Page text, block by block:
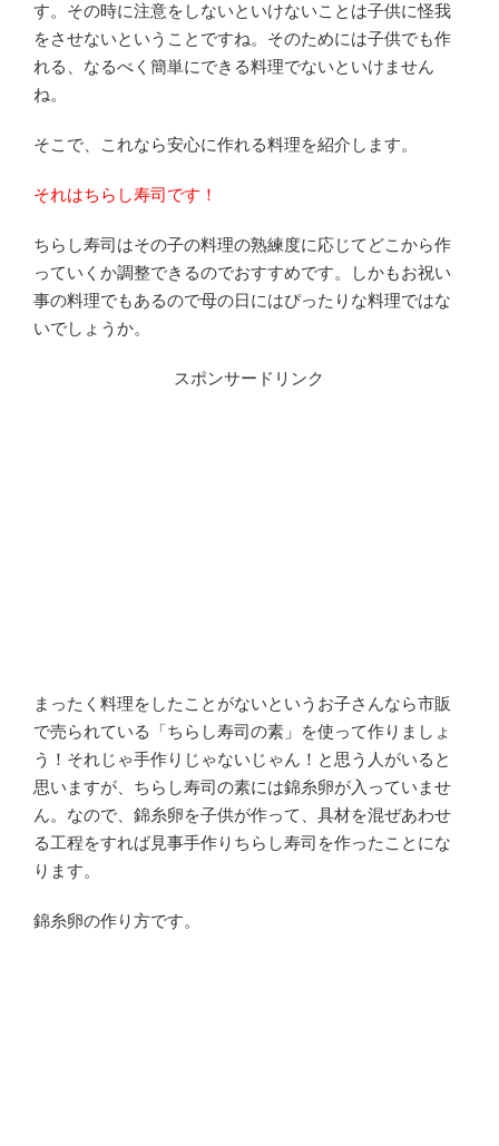
す。その時に注意をしないといけないことは子供に怪我
をさせないということですね。そのためには子供でも作
れる、なるべく簡単にできる料理でないといけません
ね。
そこで、これなら安心に作れる料理を紹介します。
それはちらし寿司です！
ちらし寿司はその子の料理の熟練度に応じてどこから作
っていくか調整できるのでおすすめです。しかもお祝い
事の料理でもあるので母の日にはぴったりな料理ではな
いでしょうか。
スポンサードリンク
まったく料理をしたことがないというお子さんなら市販
で売られている「ちらし寿司の素」を使って作りましょ
う！それじゃ手作りじゃないじゃん！と思う人がいると
思いますが、ちらし寿司の素には錦糸卵が入っていませ
ん。なので、錦糸卵を子供が作って、具材を混ぜあわせ
る工程をすれば見事手作りちらし寿司を作ったことにな
ります。
錦糸卵の作り方です。